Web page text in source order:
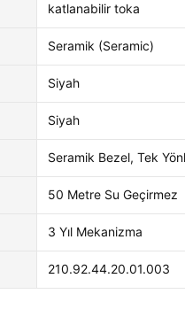
katlanabilir toka
Seramik (Seramic)
Siyah
Siyah
Seramik Bezel, Tek
50 Metre Su Geçirmez
3 Yıl Mekanizma
210.92.44.20.01.003